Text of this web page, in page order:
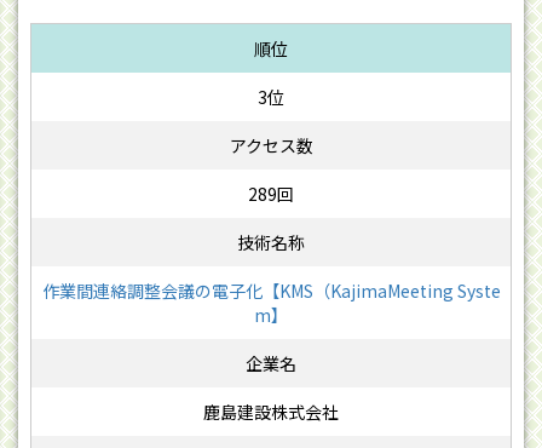
3位
289回
作業間連絡調整会議の電子化【KMS（KajimaMeeting Syste
m】
鹿島建設株式会社